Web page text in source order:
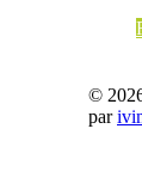
©
par